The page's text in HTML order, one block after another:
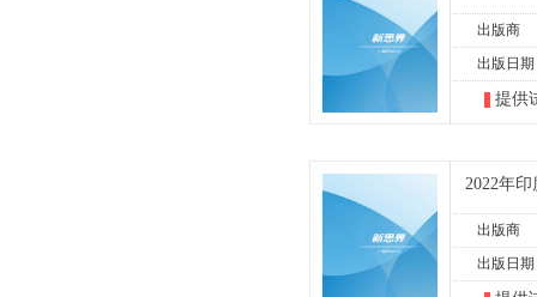
出版商
出版日期
提供
2022年
出版商
出版日期